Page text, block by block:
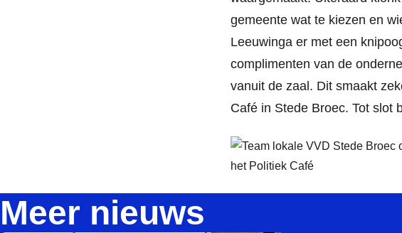
gemeente wat te kiezen en
Leeuwinga er met een
complimenten van de
vanuit de zaal. Dit smaakt
Café in Stede Broec. Tot slot
Meer nieuws